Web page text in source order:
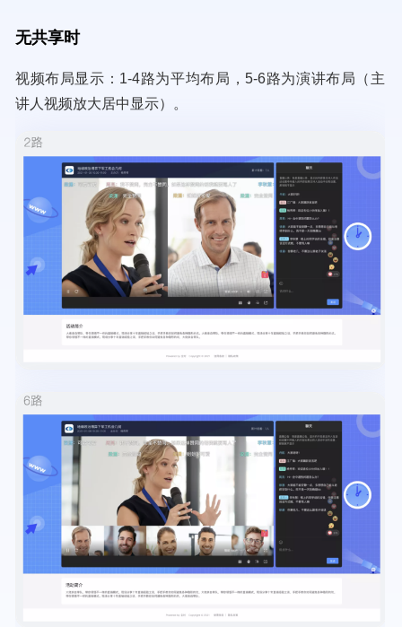
无共享时
视频布局显示：1-4路为平均布局，5-6路为演讲布局（主
讲人视频放大居中显示）。